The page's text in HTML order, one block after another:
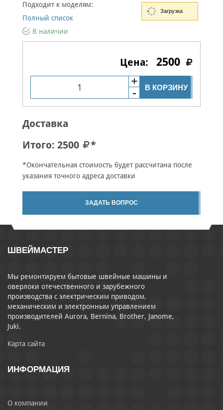
Подходит к моделям:
Полный список
В наличии
2500
В КОРЗИНУ
Доставка
Итого: 2500 *
*Окончательная стоимость будет рассчитана после
указания точного адреса доставки
ЗАДАТЬ ВОПРОС
ШВЕЙМАСТЕР
Мы ремонтируем бытовые швейные машины и
оверлоки отечественного и зарубежного
производства с электрическим приводом,
механическим и электронным управлением
производителей Aurora, Bernina, Brother, Janome,
Juki.
Карта сайта
ИНФОРМАЦИЯ
О компании
Загрузка